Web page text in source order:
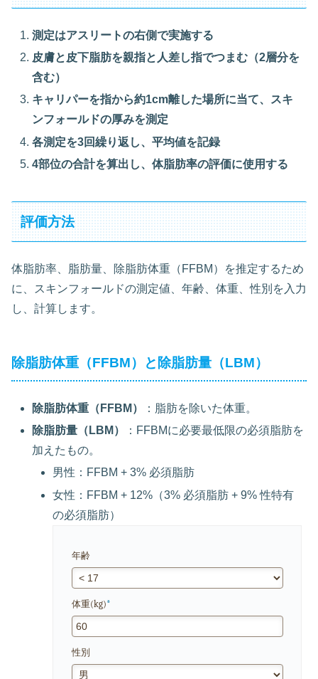
測定はアスリートの右側で実施する
皮膚と皮下脂肪を親指と人差し指でつまむ（2層分を
含む）
キャリパーを指から約1cm離した場所に当て、スキ
ンフォールドの厚みを測定
各測定を3回繰り返し、平均値を記録
4部位の合計を算出し、体脂肪率の評価に使用する
評価方法
体脂肪率、脂肪量、除脂肪体重（FFBM）を推定するため
に、スキンフォールドの測定値、年齢、体重、性別を入力
し、計算します。
除脂肪体重（FFBM）と除脂肪量（LBM）
除脂肪体重（FFBM）
：脂肪を除いた体重。
除脂肪量（LBM）
：FFBMに必要最低限の必須脂肪を
加えたもの。
男性：FFBM + 3% 必須脂肪
女性：FFBM + 12%（3% 必須脂肪 + 9% 性特有
の必須脂肪）
年齢
体重(kg)*
性別